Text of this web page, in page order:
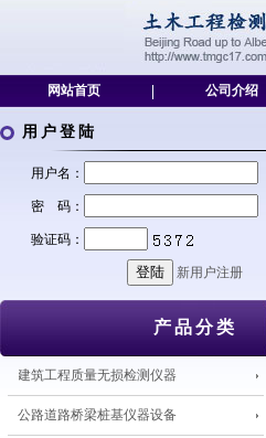
网站首页 公司介绍
用户登陆
用户名：
密 码：
验证码：
新用户注册
产品分类
建筑工程质量无损检测仪器
公路道路桥梁桩基仪器设备